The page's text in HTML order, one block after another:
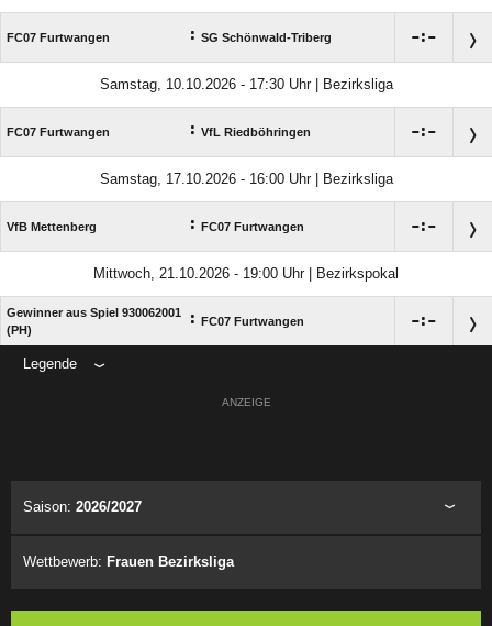
FC07 Furtwangen : SG Schönwald-Triberg :
Samstag, 10.10.2026 - 17:30 Uhr | Bezirksliga
FC07 Furtwangen : VfL Riedböhringen :
Samstag, 17.10.2026 - 16:00 Uhr | Bezirksliga
VfB Mettenberg : FC07 Furtwangen :
Mittwoch, 21.10.2026 - 19:00 Uhr | Bezirkspokal
Gewinner aus Spiel 930062001
(PH)
: FC07 Furtwangen :
Legende
ANZEIGE
Saison: 2026/2027
Wettbewerb: Frauen Bezirksliga